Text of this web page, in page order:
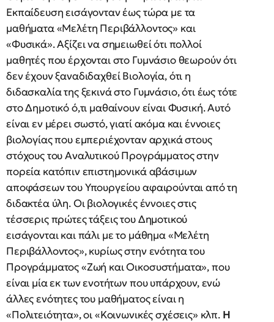
Εκπαίδευση εισάγονταν έως τώρα με τα
μαθήματα «Μελέτη Περιβάλλοντος» και
«Φυσικά». Αξίζει να σημειωθεί ότι πολλοί
μαθητές που έρχονται στο Γυμνάσιο θεωρούν ότι
δεν έχουν ξαναδιδαχθεί Βιολογία, ότι η
διδασκαλία της ξεκινά στο Γυμνάσιο, ότι έως τότε
στο Δημοτικό ό,τι μαθαίνουν είναι Φυσική. Αυτό
είναι εν μέρει σωστό, γιατί ακόμα και έννοιες
βιολογίας που εμπεριέχονταν αρχικά στους
στόχους του Αναλυτικού Προγράμματος στην
πορεία κατόπιν επιστημονικά αβάσιμων
αποφάσεων του Υπουργείου αφαιρούνται από τη
διδακτέα ύλη. Οι βιολογικές έννοιες στις
τέσσερις πρώτες τάξεις του Δημοτικού
εισάγονται και πάλι με το μάθημα «Μελέτη
Περιβάλλοντος», κυρίως στην ενότητα του
Προγράμματος «Ζωή και Οικοσυστήματα», που
είναι μία εκ των ενοτήτων που υπάρχουν, ενώ
άλλες ενότητες του μαθήματος είναι η
«Πολιτειότητα», οι «Κοινωνικές σχέσεις» κλπ. Η